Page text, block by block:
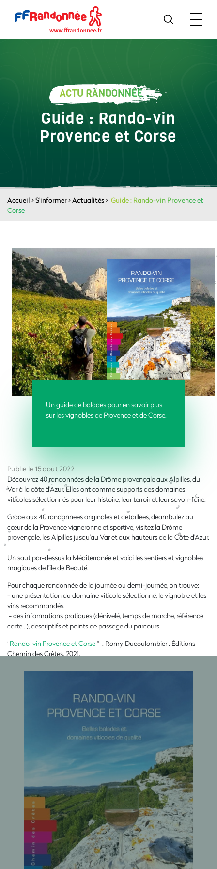
ACTU RANDONNÉE
Guide : Rando-vin
Provence et Corse
Accueil >S'informer>Actualités> Guide : Rando-vin Provence et
Corse
Un guide de balades pour en savoir plus
sur les vignobles de Provence et de Corse.
Publié le 15 août 2022
Découvrez 40 randonnées de la Drôme provençale aux Alpilles, du
Var à la côte d’Azur. Elles ont comme supports des domaines
viticoles sélectionnés pour leur histoire, leur terroir et leur savoir-faire.
Grâce aux 40 randonnées originales et détaillées, déambulez au
cœur de la Provence vigneronne et sportive, visitez la Drôme
provençale, les Alpilles jusqu’au Var et aux hauteurs de la Côte d’Azur.
Un saut par-dessus la Méditerranée et voici les sentiers et vignobles
magiques de l’île de Beauté.
Pour chaque randonnée de la journée ou demi-journée, on trouve:
- une présentation du domaine viticole sélectionné, le vignoble et les
vins recommandés.
- des informations pratiques (dénivelé, temps de marche, référence
carte…), descriptifs et points de passage du parcours.
“Rando-vin Provence et Corse“ . Romy Ducoulombier . Éditions
Chemin des Crêtes. 2021.